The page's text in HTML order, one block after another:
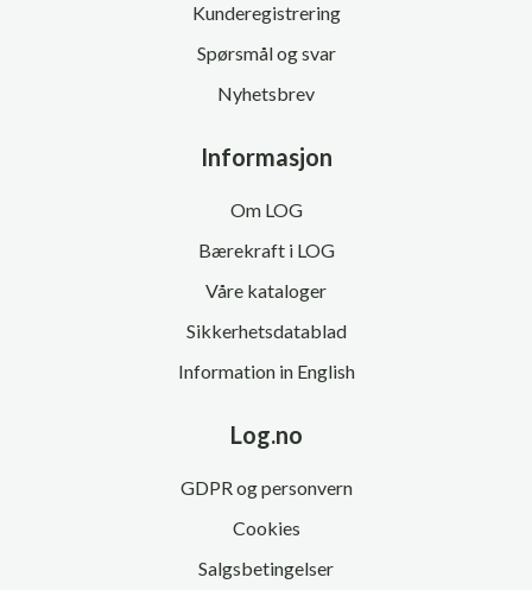
Kunderegistrering
Spørsmål og svar
Nyhetsbrev
Informasjon
Om LOG
Bærekraft i LOG
Våre kataloger
Sikkerhetsdatablad
Information in English
Log.no
GDPR og personvern
Cookies
Salgsbetingelser